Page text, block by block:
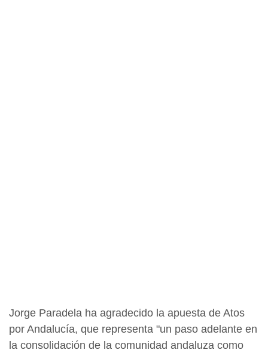
Jorge Paradela ha agradecido la apuesta de Atos
por Andalucía, que representa "un paso adelante en
la consolidación de la comunidad andaluza como